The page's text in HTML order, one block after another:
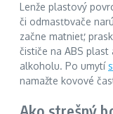
Lenže plastový
či odmasťovače
začne matnieť,
čističe na ABS
alkoholu. Po umytí
namažte kovové